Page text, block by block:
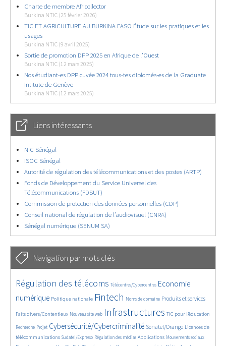
Charte de membre Africollector
Burkina NTIC (25 février 2026)
TIC ET AGRICULTURE AU BURKINA FASO Étude sur les pratiques et les
usages
Burkina NTIC (9 avril 2025)
Sortie de promotion DPP 2025 en Afrique de l’Ouest
Burkina NTIC (12 mars 2025)
Nos étudiant-es DPP cuvée 2024 tous-tes diplomés-es de la Graduate
Intitute de Genève
Burkina NTIC (12 mars 2025)
Liens intéressants
NIC Sénégal
ISOC Sénégal
Autorité de régulation des télécommunications et des postes (ARTP)
Fonds de Développement du Service Universel des
Télécommunications (FDSUT)
Commission de protection des données personnelles (CDP)
Conseil national de régulation de l’audiovisuel (CNRA)
Sénégal numérique (SENUM SA)
Navigation par mots clés
4654/5670
Régulation des télécoms
362/5670 Télécentres/Cybercentres
3759/5670
Economie
numérique
1856/5670 Politique nationale
5202/5670 Fintech
688/5670 Noms de domaine
2429/5670 Produits et services
1612/5670
Faits divers/Contentieux Nouveau site web Infrastructures TIC pour l’éducation
Recherche
248/5670Projet
3606/5670 Cybersécurité/Cybercriminalité
2329/5670 Sonatel/Orange
1632/5670
Licences de
télécommunications
289/5670 Sudatel/Expresso
1027/5670 Régulation des médias
1534/5670 Applications
1196/5670 Mouvements sociaux
1673/5670